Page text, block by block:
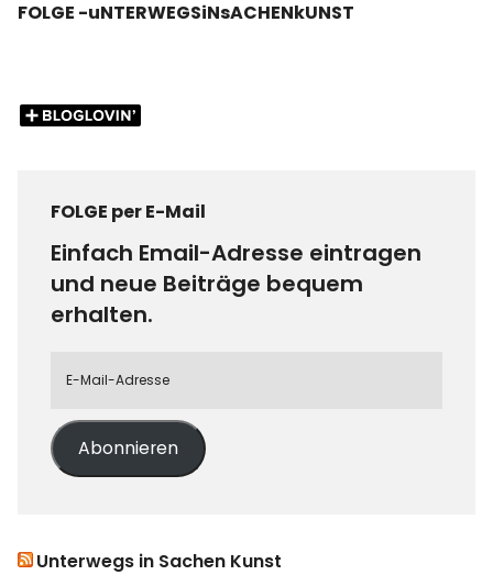
FOLGE -uNTERWEGSiNsACHENkUNST
FOLGE per E-Mail
Einfach Email-Adresse eintragen
und neue Beiträge bequem
erhalten.
Abonnieren
Unterwegs in Sachen Kunst